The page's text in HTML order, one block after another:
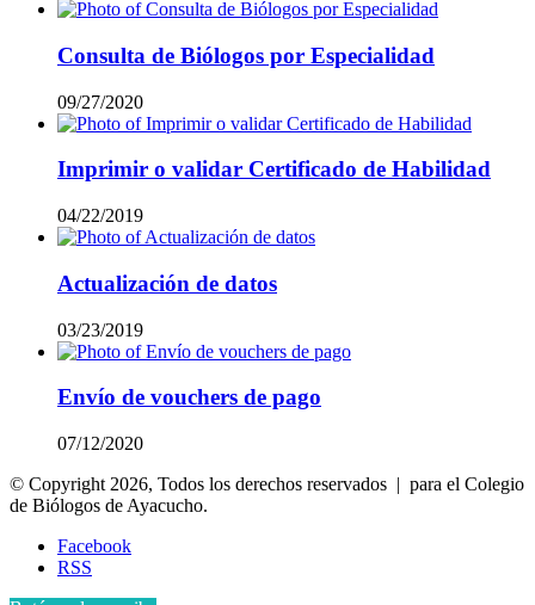
Consulta de Biólogos por Especialidad
09/27/2020
Imprimir o validar Certificado de Habilidad
04/22/2019
Actualización de datos
03/23/2019
Envío de vouchers de pago
07/12/2020
© Copyright 2026, Todos los derechos reservados | para el Colegio
de Biólogos de Ayacucho.
Facebook
RSS